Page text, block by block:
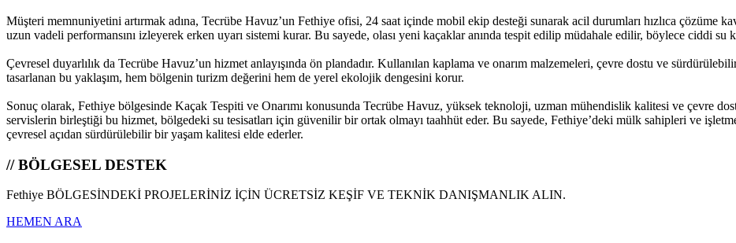
Müşteri memnuniyetini artırmak adına, Tecrübe Havuz’un Fethiye ofisi, 24 saat içinde mobil ekip desteği sunarak acil durumları hızlıca çözüme
uzun vadeli performansını izleyerek erken uyarı sistemi kurar. Bu sayede, olası yeni kaçaklar anında tespit edilip müdahale edilir, böylece ciddi su
Çevresel duyarlılık da Tecrübe Havuz’un hizmet anlayışında ön plandadır. Kullanılan kaplama ve onarım malzemeleri, çevre dostu ve
tasarlanan bu yaklaşım, hem bölgenin turizm değerini hem de yerel ekolojik dengesini korur.
Sonuç olarak, Fethiye bölgesinde Kaçak Tespiti ve Onarımı konusunda Tecrübe Havuz, yüksek teknoloji, uzman mühendislik kalitesi ve çevre
servislerin birleştiği bu hizmet, bölgedeki su tesisatları için güvenilir bir ortak olmayı taahhüt eder. Bu sayede, Fethiye’deki mülk sahipleri ve
çevresel açıdan sürdürülebilir bir yaşam kalitesi elde ederler.
// BÖLGESEL DESTEK
Fethiye BÖLGESİNDEKİ PROJELERİNİZ İÇİN ÜCRETSİZ KEŞİF VE TEKNİK DANIŞMANLIK ALIN.
HEMEN ARA